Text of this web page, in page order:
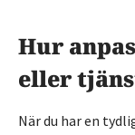
Hur
eller
När du har en